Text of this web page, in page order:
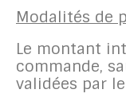
Modalités de
Le montant
commande,
validées par